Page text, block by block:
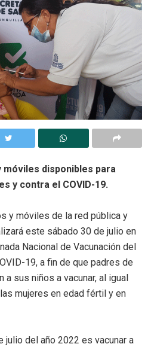
móviles disponibles para
y contra el COVID-19.
y móviles de la red pública y
este sábado 30 de julio en
Nacional de Vacunación del
19, a fin de que padres de
sus niños a vacunar, al igual
mujeres en edad fértil y en
julio del año 2022 es vacunar a